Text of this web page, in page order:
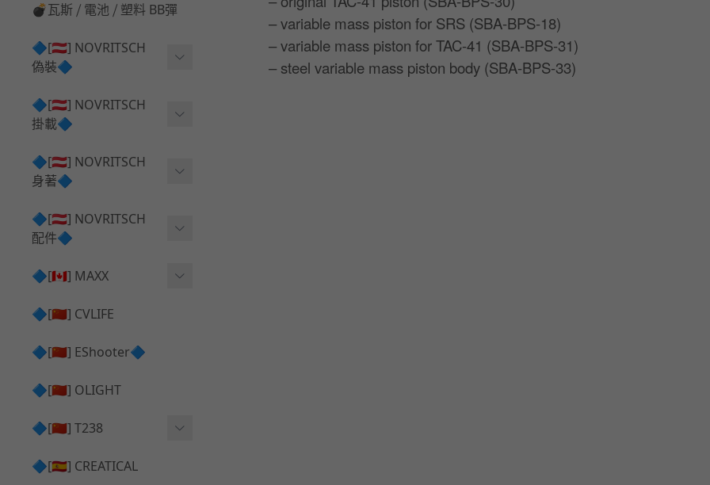
💣瓦斯 ⧸ 電池 ⧸ 塑料 BB彈
🔷[🇦🇹] NOVRITSCH
偽裝🔷
上衣夾克 ⧸ Jacket
兜帽 ⧸ Hood
手持 裝備 ⧸ 偽裝
披肩 ⧸ Shoulder Piece
onie
🔷[🇦🇹] NOVRITSCH
掛載🔷
AR ⧸ DMR 彈匣用
SMG ⧸ SSR90 彈匣用
腰包 ⧸ 萬用包
HPA 氣瓶袋 ⧸ 水袋包
手槍 彈匣用
🔷[🇦🇹] NOVRITSCH
身著🔷
闊邊帽 ⧸ Boonie Hat
戰術背心+前掛 ⧸ Plate Car
rier+Flap
tlebelt
護目鏡 ⧸ 除霧器
腰帶 ⧸ 腿掛
🔷[🇦🇹] NOVRITSCH
配件🔷
✅ 快拔槍套 ⧸ 槍背帶
✅ 槍架 ⧸ 訓練靶具 ⧸ 工具
🔷[🇨🇦] MAXX
AEG 活塞頭 ⧸ AEG Piston
HOP座 ⧸ HOP-UP
競速扳機 ⧸ Speed Trigger
彈匣釋放鈕 ⧸ Mag Releas
推嘴 ⧸ Nozzle
🔷[🇨🇳] CVLIFE
🔷[🇨🇳] EShooter🔷
🔷[🇨🇳] OLIGHT
🔷[🇨🇳] T238
電子扳機
🔷[🇪🇸] CREATICAL
– variable mass piston for SRS (SBA-BPS-18)
– variable mass piston for TAC-41 (SBA-BPS-31)
– steel variable mass piston body (SBA-BPS-33)